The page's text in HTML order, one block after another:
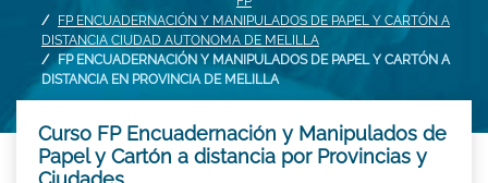
FP ENCUADERNACIÓN Y MANIPULADOS DE PAPEL Y CARTÓN A
DISTANCIA CIUDAD AUTONOMA DE MELILLA
FP ENCUADERNACIÓN Y MANIPULADOS DE PAPEL Y CARTÓN A
DISTANCIA EN PROVINCIA DE MELILLA
Curso FP Encuadernación y Manipulados de
Papel y Cartón a distancia por Provincias y